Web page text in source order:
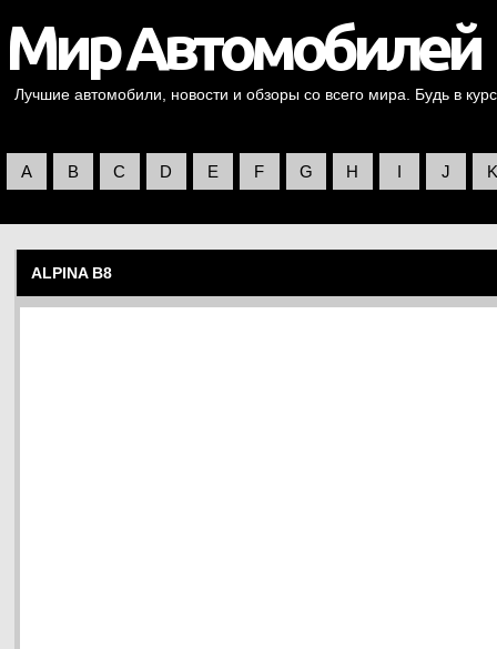
Лучшие автомобили, новости и обзоры со всего мира. Будь в
A B C D E F G H I J K
ALPINA B8